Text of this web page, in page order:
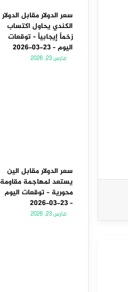
سعر الدولار مقابل الدولار
الكندي يحاول اكتساب
زخماً إيجابياً – توقعات
اليوم – 23-03-2026
مارس 23, 2026
سعر الدولار مقابل الين
يستعد لمهاجمة مقاومة
محورية – توقعات اليوم
– 23-03-2026
مارس 23, 2026